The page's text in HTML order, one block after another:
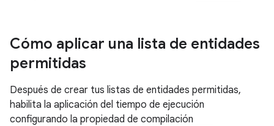
Cómo aplicar una lista de entidades
permitidas
Después de crear tus listas de entidades permitidas,
habilita la aplicación del tiempo de ejecución
configurando la propiedad de compilación